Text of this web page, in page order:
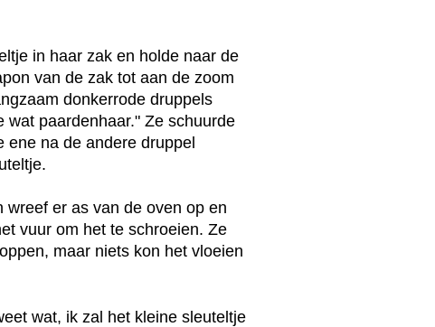
in haar zak en holde naar de
van de zak tot aan de zoom
donkerrode druppels
wat paardenhaar." Ze schuurde
ene na de andere druppel
er as van de oven op en
vuur om het te schroeien. Ze
maar niets kon het vloeien
wat, ik zal het kleine sleuteltje